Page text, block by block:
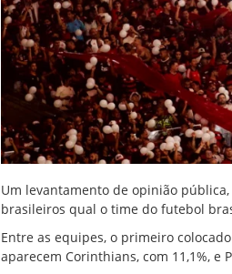
Um levantamento de opinião
brasileiros qual o time do futebol
Entre as equipes, o primeiro
aparecem Corinthians, com 11,1%, e